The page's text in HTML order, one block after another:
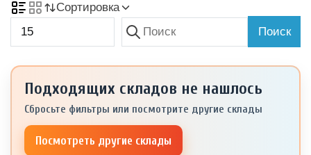
Сортировка
Поиск
Подходящих складов не нашлось
Сбросьте фильтры или посмотрите другие склады
Посмотреть другие склады